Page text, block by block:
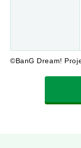
©BanG Dream!